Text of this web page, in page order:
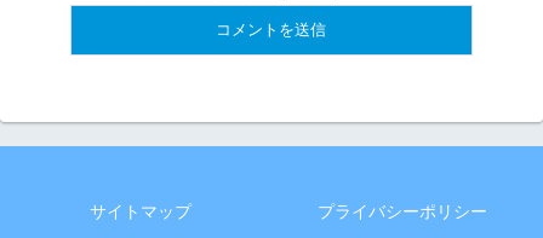
サイトマップ
プライバシーポリシー